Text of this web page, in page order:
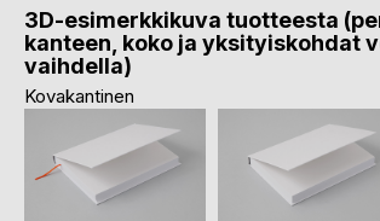
3D-esimerkkikuva tuotteesta
kanteen, koko ja yksityiskohdat
vaihdella)
Kovakantinen